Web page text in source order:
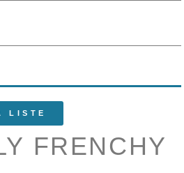
LISTE
FRENCHY